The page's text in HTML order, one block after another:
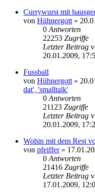
Currywurst mit
von Hühnergott »
0 Antworten
22253 Zugriffe
Letzter Beitrag
20.01.2009,
Fussball
von Hühnergott »
dat', 'smalltalk'
0 Antworten
21123 Zugriffe
Letzter Beitrag
20.01.2009,
Wohin mit dem Rest
von pfeiffer»
0 Antworten
21416 Zugriffe
Letzter Beitrag
17.01.2009,